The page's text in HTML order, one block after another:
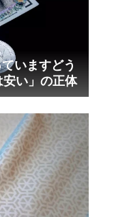
いますどう
安い」の正体